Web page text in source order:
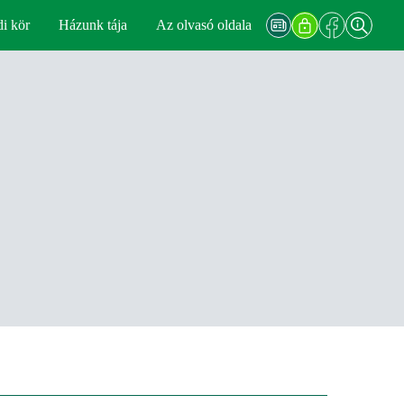
kör Házunk tája Az olvasó oldala